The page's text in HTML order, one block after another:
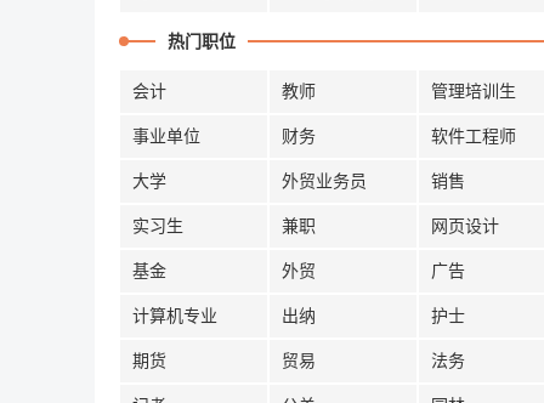
热门职位
会计 教师 管理培训生
事业单位 财务 软件工程师
大学 外贸业务员 销售
实习生 兼职 网页设计
基金 外贸 广告
计算机专业 出纳 护士
期货 贸易 法务